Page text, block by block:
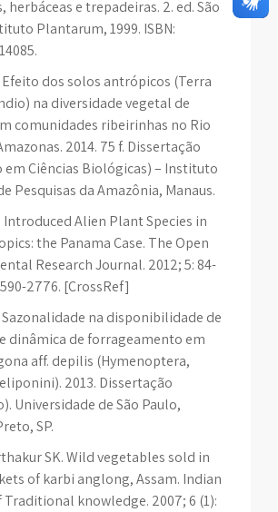
herbáceas e trepadeiras. 2. ed. São
Plantarum, 1999. ISBN:
Efeito dos solos antrópicos (Terra
na diversidade vegetal de
comunidades ribeirinhas no Rio
2014. 75 f. Dissertação
em Ciências Biológicas) – Instituto
Pesquisas da Amazônia, Manaus.
Introduced Alien Plant Species in
the Panama Case. The Open
Research Journal. 2012; 5: 84-
2776. [CrossRef]
Sazonalidade na disponibilidade de
dinâmica de forrageamento em
aff. depilis (Hymenoptera,
2013. Dissertação
Universidade de São Paulo,
SP.
SK. Wild vegetables sold in
of karbi anglong, Assam. Indian
knowledge. 2007; 6 (1):